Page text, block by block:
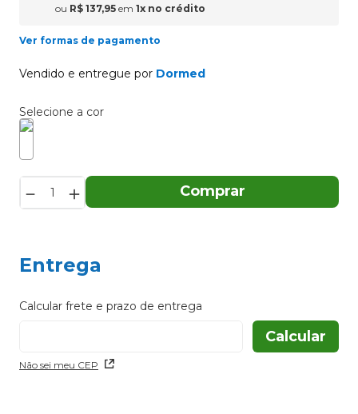
ou R$ 137,95 em 1x no crédito
Ver formas de pagamento
Vendido e entregue por Dormed
＋
－ Comprar
Entrega
Não sei meu CEP